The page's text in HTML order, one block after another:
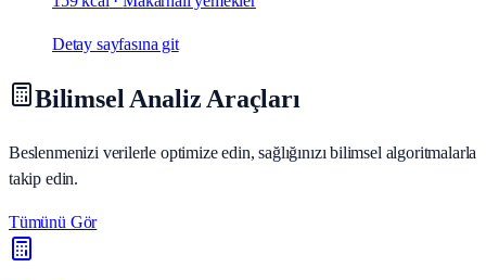
Detay sayfasına git
Bilimsel Analiz Araçları
Beslenmenizi verilerle optimize edin, sağlığınızı bilimsel algoritmalarla
takip edin.
Tümünü Gör